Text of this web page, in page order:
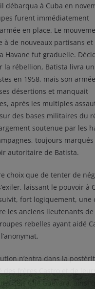
débarqua à Cuba en
furent immédiatement
en place. Le
à de nouveaux partisans et
Havane fut graduelle.
la rébellion, Batista livra
en 1958, mais son
désertions et manquait
après les multiples
des bases militaires du
soutenue par les
toujours
autoritaire de Batista.
choix que de tenter de
laissant le pouvoir à
fort logiquement, une
les anciens lieutenants de
rebelles ayant aidé
n’entra dans la
tels Che Guevara, ainsi